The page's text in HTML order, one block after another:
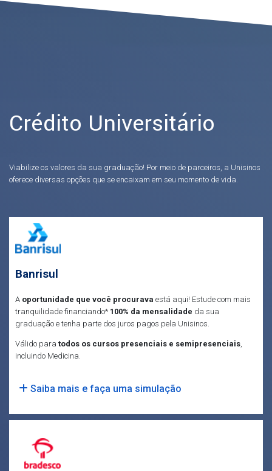
Crédito Universitário
Viabilize os valores da sua graduação! Por meio de parceiros, a Unisinos
oferece diversas opções que se encaixam em seu momento de vida.
Banrisul
A oportunidade que você procurava está aqui! Estude com mais
tranquilidade financiando* 100% da mensalidade da sua
graduação e tenha parte dos juros pagos pela Unisinos.
Válido para todos os cursos presenciais e semipresenciais,
incluindo Medicina.
Saiba mais e faça uma simulação